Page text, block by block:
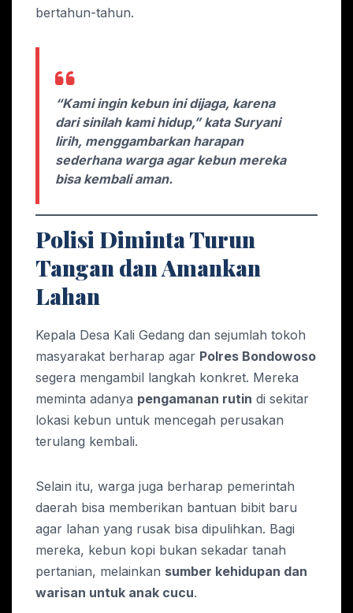
bertahun-tahun.
“Kami ingin kebun ini dijaga, karena
dari sinilah kami hidup,” kata Suryani
lirih, menggambarkan harapan
sederhana warga agar kebun mereka
bisa kembali aman.
Polisi Diminta Turun
Tangan dan Amankan
Lahan
Kepala Desa Kali Gedang dan sejumlah tokoh
masyarakat berharap agar Polres Bondowoso
segera mengambil langkah konkret. Mereka
meminta adanya pengamanan rutin di sekitar
lokasi kebun untuk mencegah perusakan
terulang kembali.
Selain itu, warga juga berharap pemerintah
daerah bisa memberikan bantuan bibit baru
agar lahan yang rusak bisa dipulihkan. Bagi
mereka, kebun kopi bukan sekadar tanah
pertanian, melainkan sumber kehidupan dan
warisan untuk anak cucu.